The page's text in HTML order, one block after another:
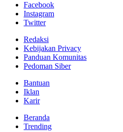
Facebook
Instagram
Twitter
Redaksi
Kebijakan Privacy
Panduan Komunitas
Pedoman Siber
Bantuan
Iklan
Karir
Beranda
Trending